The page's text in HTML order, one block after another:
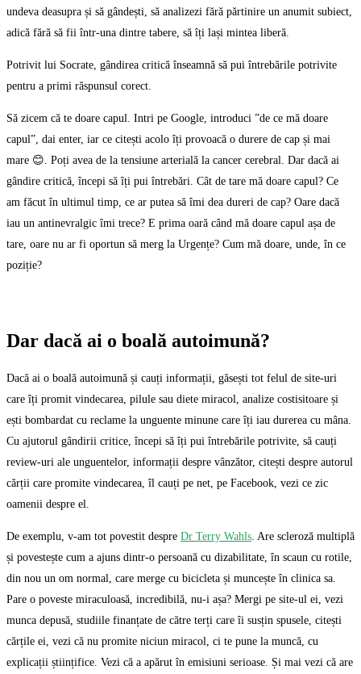
undeva deasupra și să gândești, să analizezi fără părtinire un anumit subiect,
adică fără să fii într-una dintre tabere, să îți lași mintea liberă.
Potrivit lui Socrate, gândirea critică înseamnă să pui întrebările potrivite
pentru a primi răspunsul corect.
Să zicem că te doare capul. Intri pe Google, introduci ”de ce mă doare
capul”, dai enter, iar ce citești acolo îți provoacă o durere de cap și mai
mare 😊. Poți avea de la tensiune arterială la cancer cerebral. Dar dacă ai
gândire critică, începi să îți pui întrebări. Cât de tare mă doare capul? Ce
am făcut în ultimul timp, ce ar putea să îmi dea dureri de cap? Oare dacă
iau un antinevralgic îmi trece? E prima oară când mă doare capul așa de
tare, oare nu ar fi oportun să merg la Urgențe? Cum mă doare, unde, în ce
poziție?
Dar dacă ai o boală autoimună?
Dacă ai o boală autoimună și cauți informații, găsești tot felul de site-uri
care îți promit vindecarea, pilule sau diete miracol, analize costisitoare și
ești bombardat cu reclame la unguente minune care îți iau durerea cu mâna.
Cu ajutorul gândirii critice, începi să îți pui întrebările potrivite, să cauți
review-uri ale unguentelor, informații despre vânzător, citești despre autorul
cărții care promite vindecarea, îl cauți pe net, pe Facebook, vezi ce zic
oamenii despre el.
De exemplu, v-am tot povestit despre Dr Terry Wahls . Are scleroză multiplă
și povestește cum a ajuns dintr-o persoană cu dizabilitate, în scaun cu rotile,
din nou un om normal, care merge cu bicicleta și muncește în clinica sa.
Pare o poveste miraculoasă, incredibilă, nu-i așa? Mergi pe site-ul ei, vezi
munca depusă, studiile finanțate de către terți care îi susțin spusele, citești
cărțile ei, vezi că nu promite niciun miracol, ci te pune la muncă, cu
explicații științifice. Vezi că a apărut în emisiuni serioase. Și mai vezi că are